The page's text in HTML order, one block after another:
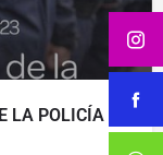
LA POLICÍA